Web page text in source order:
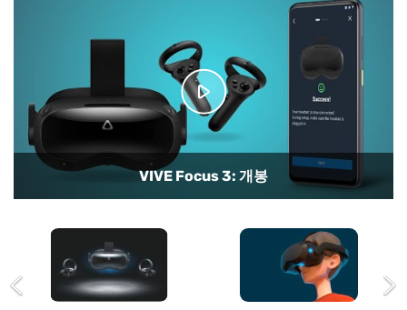
VIVE Focus 3: 개봉
VIVE Focus 3: 시작하기
VIVE Focus 3: 헤드셋 및 컨트롤러
VIVE 매니저 앱 사용
VR 스크린을 TV에 캐스팅하기
Kiosk 모드 설정
VIVE Focus 3에서 핸드 트래킹 사용
VIVE Focus 3로 스크린샷 촬영 및 비디오 녹화하기